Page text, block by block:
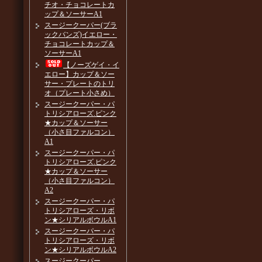
チオ・チョコレートカ
ップ＆ソーサーA1
スージークーパー(ブラ
ックバンズ)イエロー・
チョコレートカップ＆
ソーサーA1
【ノーズゲイ・イ
エロー】カップ＆ソー
サー・プレートのトリ
オ（プレート小さめ）
スージークーパー・パ
トリシアローズ.ピンク
★カップ＆ソーサー
（小さ目ファルコン）
A1
スージークーパー・パ
トリシアローズ.ピンク
★カップ＆ソーサー
（小さ目ファルコン）
A2
スージークーパー・パ
トリシアローズ・リボ
ン★シリアルボウルA1
スージークーパー・パ
トリシアローズ・リボ
ン★シリアルボウルA2